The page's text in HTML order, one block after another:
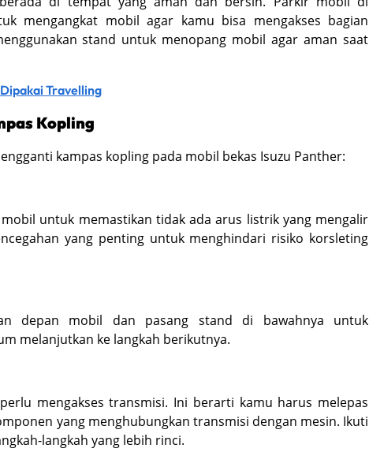
di tempat yang aman dan bersih. Parkir mobil di
mengangkat mobil agar kamu bisa mengakses bagian
stand untuk menopang mobil agar aman saat
Travelling
Kopling
kampas kopling pada mobil bekas Isuzu Panther:
untuk memastikan tidak ada arus listrik yang mengalir
yang penting untuk menghindari risiko korsleting
depan mobil dan pasang stand di bawahnya untuk
melanjutkan ke langkah berikutnya.
mengakses transmisi. Ini berarti kamu harus melepas
yang menghubungkan transmisi dengan mesin. Ikuti
langkah yang lebih rinci.